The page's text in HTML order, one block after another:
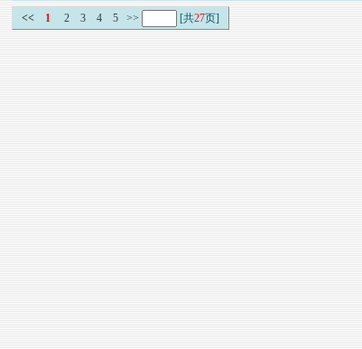
<< 1 2 3 4 5 >> [共27页]